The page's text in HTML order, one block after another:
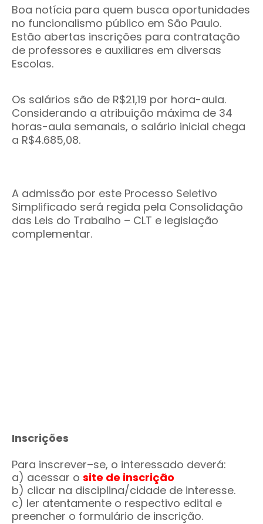
Boa notícia para quem busca oportunidades
no funcionalismo público em São Paulo.
Estão abertas inscrições para contratação
de professores e auxiliares em diversas
Escolas.
Os salários são de R$21,19 por hora-aula.
Considerando a atribuição máxima de 34
horas-aula semanais, o salário inicial chega
a R$4.685,08.
A admissão por este Processo Seletivo
Simplificado será regida pela Consolidação
das Leis do Trabalho – CLT e legislação
complementar.
Inscrições
Para inscrever–se, o interessado deverá:
a) acessar o site de inscrição
b) clicar na disciplina/cidade de interesse.
c) ler atentamente o respectivo edital e
preencher o formulário de inscrição.